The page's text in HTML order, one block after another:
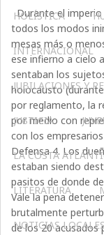
HOLÍSTICA
INTERNACIONAL
JUBILACIONES Y
JUSTICIA
LA COSTA
LITERATURA
NOTICIAS
Durante el imperio
todos los modos
mesas más o
ese infierno a cielo
sentaban los
holocausto
por reglamento, la
por medio con
con los
Defensa 4. Los
estaban siendo
pasitos de donde
Vale la pena
brutalmente
de los 20 acusados